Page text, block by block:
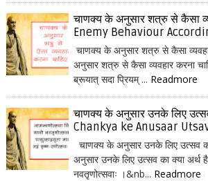
चाणक्य के अनुसार शत्रु से कैसा
Enemy Behaviour
चाणक्य के अनुसार शत्रु से कैसा
अनुसार शत्रु से कैसा व्यवहार करना
ब्रूयात् सदा प्रियम् ... Readmore
चाणक्य के अनुसार उनके लिए उत्सव
Chankya ke Anusaar
चाणक्य के अनुसार उनके लिए उत्सव
अनुसार उनके लिए उत्सव का क्या अर्थ
नवतृणोत्सवाः ।&nb... Readmore